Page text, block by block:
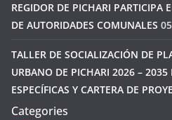
REGIDOR DE PICHARI PARTICIPA
DE AUTORIDADES COMUNALES
TALLER DE SOCIALIZACIÓN DE
URBANO DE PICHARI 2026 – 2035
ESPECÍFICAS Y CARTERA DE
Categories